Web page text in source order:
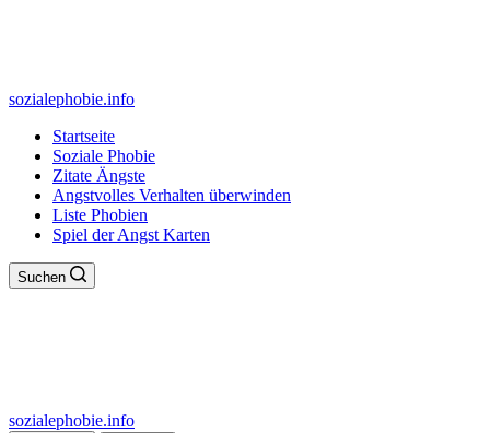
sozialephobie.info
Startseite
Soziale Phobie
Zitate Ängste
Angstvolles Verhalten überwinden
Liste Phobien
Spiel der Angst Karten
Suchen
sozialephobie.info